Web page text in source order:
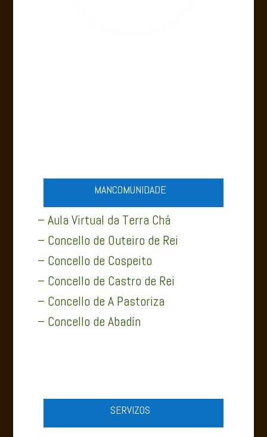
MANCOMUNIDADE
– Aula Virtual da Terra Chá
– Concello de Outeiro de Rei
– Concello de Cospeito
– Concello de Castro de Rei
– Concello de A Pastoriza
– Concello de Abadín
SERVIZOS